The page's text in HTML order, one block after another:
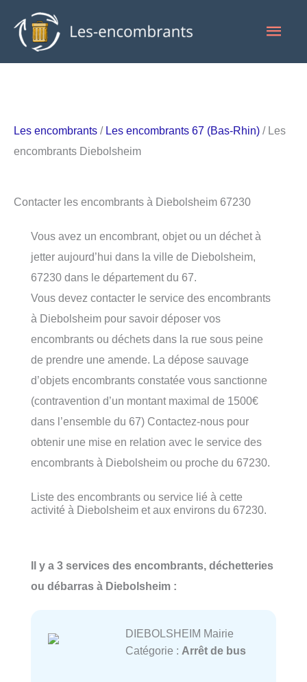
contenu
Les encombrants / Les encombrants 67 (Bas-Rhin) / Les
encombrants Diebolsheim
Contacter les encombrants à Diebolsheim 67230
Vous avez un encombrant, objet ou un déchet à
jetter aujourd’hui dans la ville de Diebolsheim,
67230 dans le département du 67.
Vous devez contacter le service des encombrants
à Diebolsheim pour savoir déposer vos
encombrants ou déchets dans la rue sous peine
de prendre une amende. La dépose sauvage
d’objets encombrants constatée vous sanctionne
(contravention d’un montant maximal de 1500€
dans l’ensemble du 67) Contactez-nous pour
obtenir une mise en relation avec le service des
encombrants à Diebolsheim ou proche du 67230.
Liste des encombrants ou service lié à cette
activité à Diebolsheim et aux environs du 67230.
Il y a 3 services des encombrants, déchetteries
ou débarras à Diebolsheim :
DIEBOLSHEIM Mairie
Catégorie : Arrêt de bus